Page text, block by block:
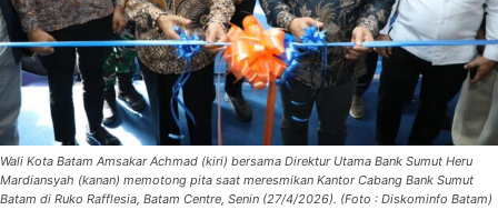
Wali Kota Batam Amsakar Achmad (kiri) bersama Direktur Utama Bank Sumut Heru
Mardiansyah (kanan) memotong pita saat meresmikan Kantor Cabang Bank Sumut
Batam di Ruko Rafflesia, Batam Centre, Senin (27/4/2026). (Foto : Diskominfo Batam)